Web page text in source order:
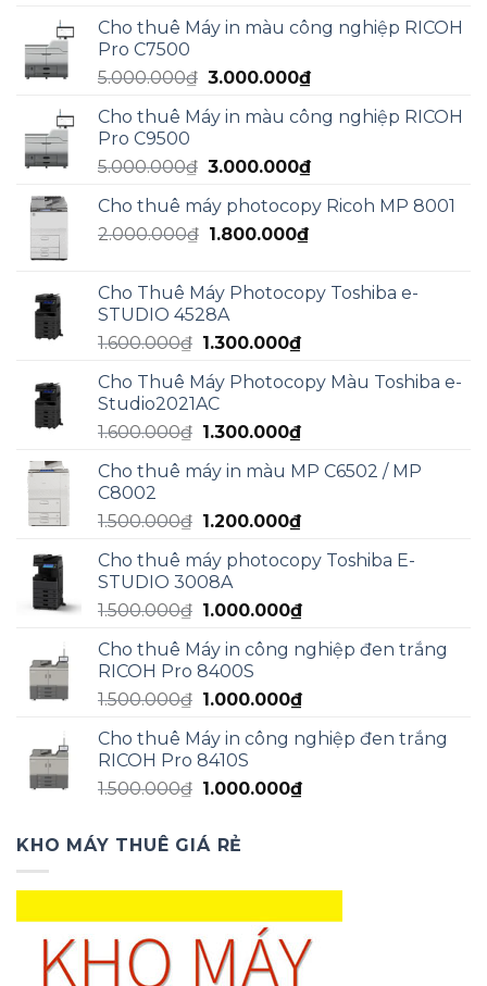
là:
tại
4.990.000₫.
Cho thuê Máy in màu công nghiệp RICOH
Pro C7500
5.000.000₫ Giá
là:
3.000.000₫Giá
tại
3.000.000₫.
Cho thuê Máy in màu công nghiệp RICOH
Pro C9500
5.000.000₫ Giá
là:
5.000.000₫.
3.000.000₫Giá
tại
Cho thuê máy photocopy Ricoh MP 8001
2.000.000₫ Giá
2.000.000₫.
1.800.000₫Giá
là:
Cho Thuê Máy Photocopy Toshiba e-
STUDIO 4528A
1.600.000₫ Giá
là:
1.600.000₫.
1.300.000₫Giá
tại
1.300.000₫.
Cho Thuê Máy Photocopy Màu Toshiba e-
Studio2021AC
1.600.000₫ Giá
là:
1.300.000₫Giá
tại
1.300.000₫.
Cho thuê máy in màu MP C6502 / MP
C8002
1.500.000₫ Giá
là:
1.500.000₫.
1.200.000₫Giá
tại
1.200.000₫.
Cho thuê máy photocopy Toshiba E-
STUDIO 3008A
1.500.000₫ Giá
là:
1.500.000₫.
1.000.000₫Giá
tại
1.000.000₫.
Cho thuê Máy in công nghiệp đen trắng
RICOH Pro 8400S
1.500.000₫ Giá
là:
1.500.000₫.
1.000.000₫Giá
tại
1.000.000₫.
Cho thuê Máy in công nghiệp đen trắng
RICOH Pro 8410S
1.500.000₫ Giá
là:
1.500.000₫.
1.000.000₫Giá
KHO MÁY THUÊ GIÁ RẺ